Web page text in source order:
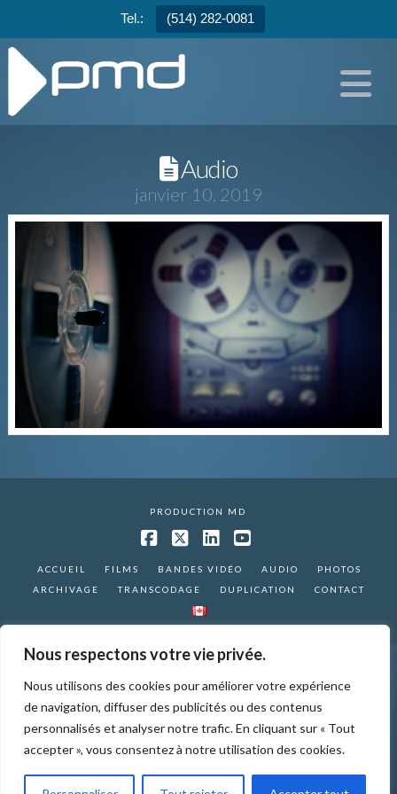
Tel.: (514) 282-0081
Nous respectons votre vie privée.
Nous utilisons des cookies pour améliorer votre expérience
de navigation, diffuser des publicités ou des contenus
personnalisés et analyser notre trafic. En cliquant sur « Tout
accepter », vous consentez à notre utilisation des cookies.
Audio
janvier 10, 2019
PRODUCTION MD
ACCUEIL FILMS BANDES VIDÉO AUDIO
PHOTOS
ARCHIVAGE
TRANSCODAGE DUPLICATION CONTACT